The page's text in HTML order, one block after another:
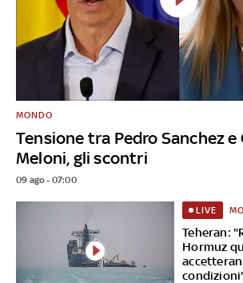
Tensione tra Pedro Sanchez e
Meloni, gli scontri
MONDO
09 ago - 07:00
Teheran:
Hormuz
LIVE